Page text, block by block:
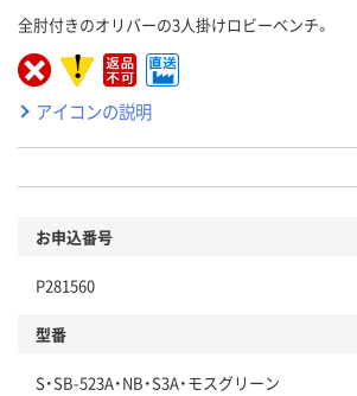
全肘付きのオリバーの3人掛けロビーベンチ。
アイコンの説明
お申込番号
P281560
型番
S・SB-523A・NB・S3A・モスグリーン